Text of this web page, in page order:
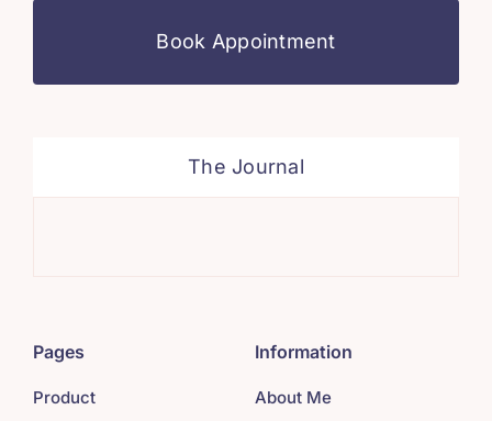
Book Appointment
The Journal
Pages
Product
Information
About Me